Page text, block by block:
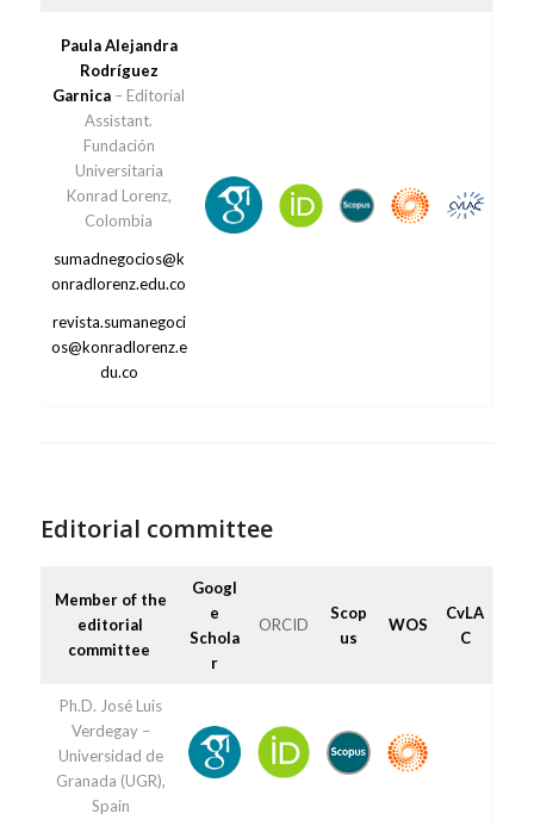
Paula Alejandra
Rodríguez
Garnica – Editorial
Assistant.
Fundación
Universitaria
Konrad Lorenz,
Colombia
sumadnegocios@k
onradlorenz.edu.co
revista.sumanegoci
os@konradlorenz.e
du.co
Editorial committee
Member of the
editorial
committee
Googl
e
Schola
r
ORCID
Scop
us
WOS
CvLA
C
Ph.D. José Luis
Verdegay –
Universidad de
Granada (UGR),
Spain